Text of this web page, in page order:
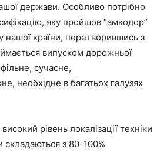
держави. Особливо потрібно
яку пройшов “амкодор”
нашої країни, перетворившись з
випуском дорожньої
сучасне,
необхідне в багатьох галузях
рівень локалізації техніки
складаються з 80-100%